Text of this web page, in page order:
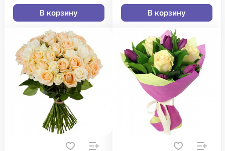
В корзину В корзину